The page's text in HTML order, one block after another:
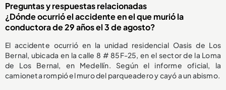
Preguntas y respuestas relacionadas
¿Dónde ocurrió el accidente en el que murió la
conductora de 29 años el 3 de agosto?
El accidente ocurrió en la unidad residencial Oasis de Los
Bernal, ubicada en la calle 8 # 85F-25, en el sector de la Loma
de Los Bernal, en Medellín. Según el informe oficial, la
camioneta rompió el muro del parqueadero y cayó a un abismo.